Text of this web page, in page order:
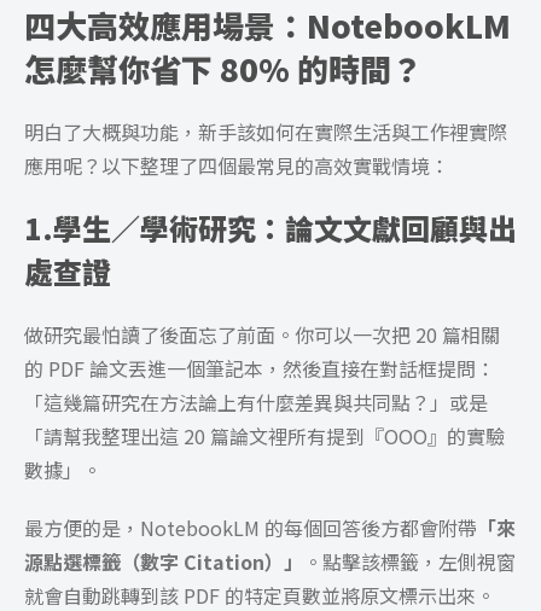
四大高效應用場景：NotebookLM
怎麼幫你省下 80% 的時間？
明白了大概與功能，新手該如何在實際生活與工作裡實際
應用呢？以下整理了四個最常見的高效實戰情境：
1.學生／學術研究：論文文獻回顧與出
處查證
做研究最怕讀了後面忘了前面。你可以一次把 20 篇相關
的 PDF 論文丟進一個筆記本，然後直接在對話框提問：
「這幾篇研究在方法論上有什麼差異與共同點？」或是
「請幫我整理出這 20 篇論文裡所有提到『OOO』的實驗
數據」。
最方便的是，NotebookLM 的每個回答後方都會附帶 「來
源點選標籤（數字 Citation）」
。點擊該標籤，左側視窗
就會自動跳轉到該 PDF 的特定頁數並將原文標示出來。